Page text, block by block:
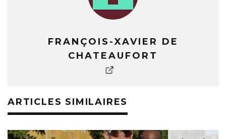
FRANÇOIS-XAVIER DE
CHATEAUFORT
ARTICLES SIMILAIRES